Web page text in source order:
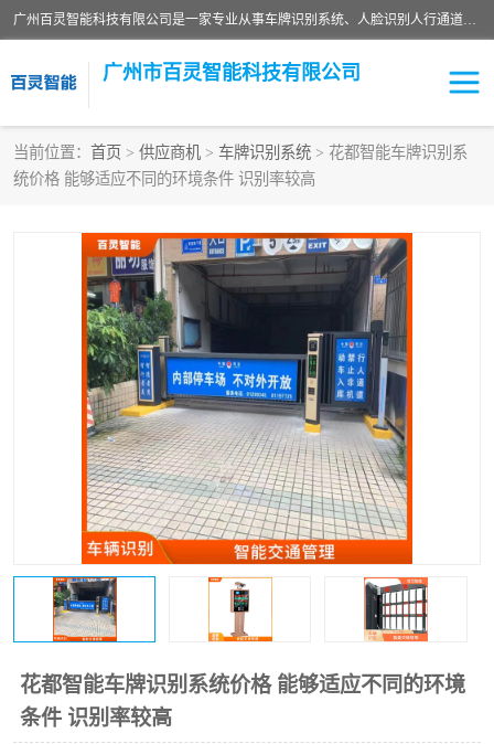
广州百灵智能科技有限公司是一家专业从事车牌识别系统、人脸识别人行通道、安防监控交通设施、停车场智能管理系统、停车场云平台、车牌识别一体机、自动道闸、通道设备、交通设施及交通划线等产品研发、生产和销售的高新技术企业。
广州市百灵智能科技有限公司
当前位置： 首页 > 供应商机 > 车牌识别系统 > 花都智能车牌识别系
统价格 能够适应不同的环境条件 识别率较高
花都智能车牌识别系统价格 能够适应不同的环境
条件 识别率较高
安防监控红外报警系统 车牌识别系统
人脸识别系统